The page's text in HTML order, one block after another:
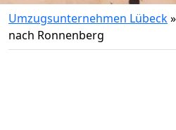
Umzugsunternehmen Lübeck»
nach Ronnenberg